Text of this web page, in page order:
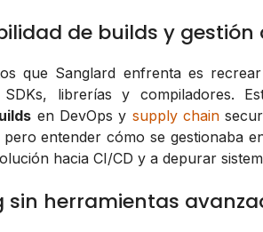
de builds y
que Sanglard enfrenta es
SDKs, librerías y compiladores.
en DevOps y supply chain
entender cómo se gestionaba
hacia CI/CD y a depurar
sin herramientas